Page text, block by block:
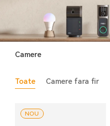
Camere
Toate Camere fara fir
NOU